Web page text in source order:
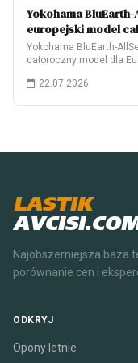
Yokohama
europejski model
Yokohama BluEarth-
całoroczny model dla
22.07.2026
LASTIK
Najobszerniejsza baza
porównanie cen i
ODKRYJ
Opony letnie